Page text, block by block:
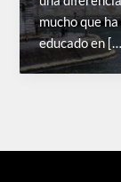
mucho que
educado en